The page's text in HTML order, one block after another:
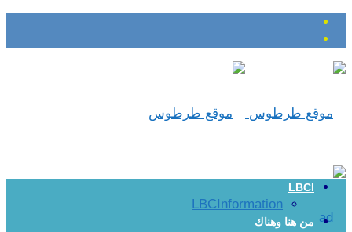
LBCI
LBCInformation
من هنا وهناك